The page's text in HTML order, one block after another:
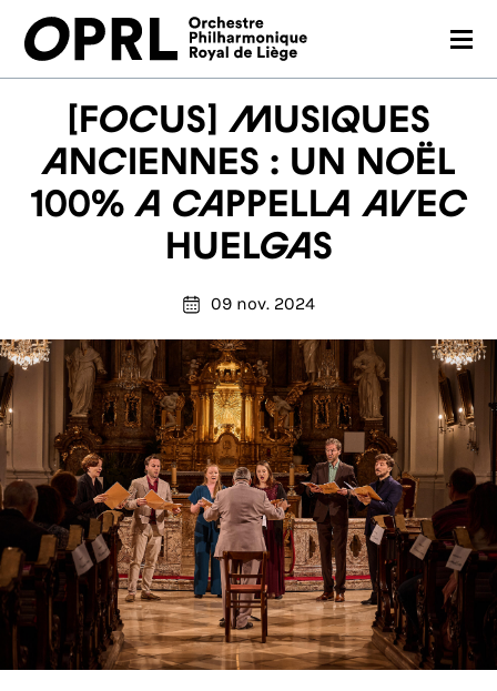
CONCERTS
SAISON 26-27
JEUNES PUBLICS
MÉDIAS
NOUS SOUTENIR
FR
[FOCUS] Musiques
anciennes : un Noël
100% a cappella avec
Huelgas
09 nov. 2024